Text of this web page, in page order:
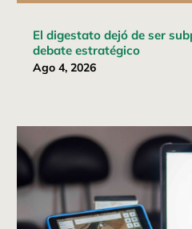
El digestato dejó de ser
debate estratégico
Ago 4, 2026